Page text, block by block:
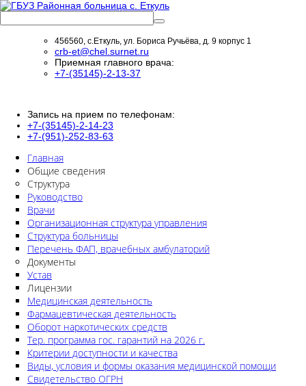
456560, с.Еткуль, ул. Бориса Ручьёва, д. 9 корпус 1
crb-et@chel.surnet.ru
Приемная главного врача:
+7-(35145)-2-13-37
Запись на прием по телефонам:
+7-(35145)-2-14-23
+7-(951)-252-83-63
Главная
Общие сведения
Структура
Руководство
Врачи
Организационная структура управления
Структура больницы
Перечень ФАП, врачебных амбулаторий
Документы
Устав
Лицензии
Медицинская деятельность
Фармацевтическая деятельность
Оборот наркотических средств
Тер. программа гос. гарантий на 2026 г.
Критерии доступности и качества
Виды, условия и формы оказания медицинской помощи
Свидетельство ОГРН